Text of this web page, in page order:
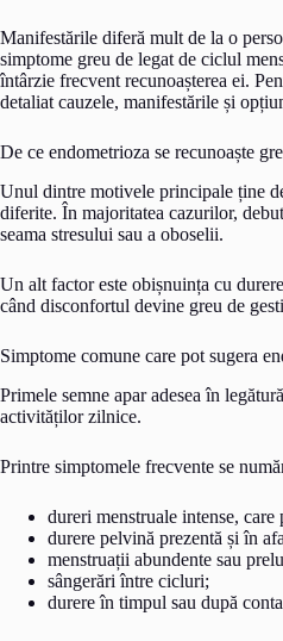
Manifestările diferă mult de la o
simptome greu de legat de ciclul
întârzie frecvent recunoașterea ei.
detaliat cauzele, manifestările și
De ce endometrioza se recunoaște
Unul dintre motivele principale ține
diferite. În majoritatea cazurilor,
seama stresului sau a oboselii.
Un alt factor este obișnuința cu
când disconfortul devine greu de
Simptome comune care pot sugera
Primele semne apar adesea în
activităților zilnice.
Printre simptomele frecvente se
dureri menstruale intense, care
durere pelvină prezentă și în
menstruații abundente sau
sângerări între cicluri;
durere în timpul sau după